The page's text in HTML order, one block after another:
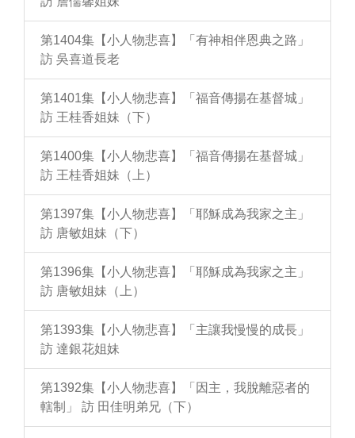
第1404集【小人物悲喜】「有神相伴恩典之路」
訪 吳喜道長老
第1401集【小人物悲喜】「福音傳揚在基督城」
訪 王桂香姐妹（下）
第1400集【小人物悲喜】「福音傳揚在基督城」
訪 王桂香姐妹（上）
第1397集【小人物悲喜】「耶穌成為我家之主」
訪 唐敏姐妹（下）
第1396集【小人物悲喜】「耶穌成為我家之主」
訪 唐敏姐妹（上）
第1393集【小人物悲喜】「主讓我慢慢的成長」
訪 達銀花姐妹
第1392集【小人物悲喜】「因主，我脫離惡者的
轄制」 訪 田佳明弟兄（下）